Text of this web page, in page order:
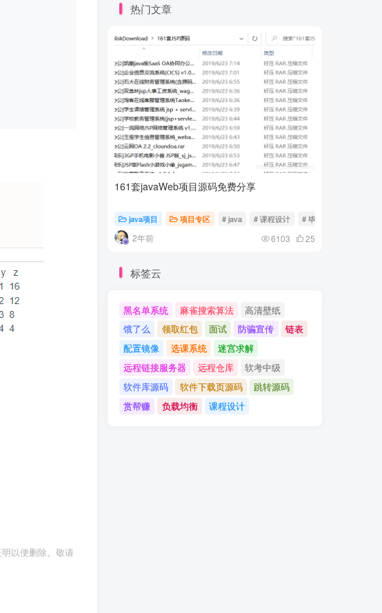
以便删除。敬请
热门文章
161套javaWeb项目源码免费分享
java项目 项目专区 # java # 课程设计 # 毕业设计
2年前 6103 25
标签云
黑名单系统 麻雀搜索算法
高清壁纸
饿了么
领取红包 面试 防骗宣传
链表
配置镜像
选课系统
迷宫求解
远程链接服务器
远程仓库
软考中级
软件库源码
软件下载页源码
跳转源码
赏帮赚
负载均衡 课程设计